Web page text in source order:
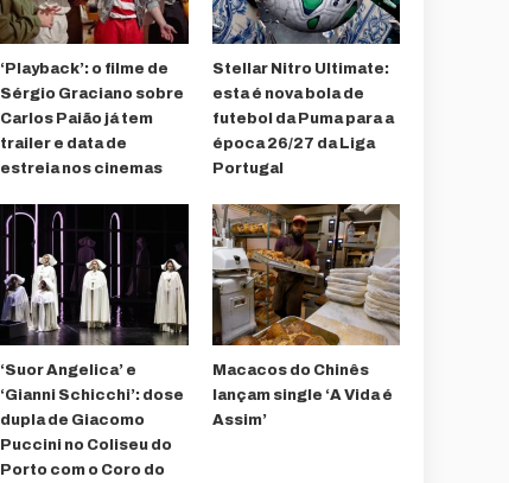
‘Playback’: o filme de
Sérgio Graciano sobre
Carlos Paião já tem
trailer e data de
estreia nos cinemas
Stellar Nitro Ultimate:
esta é nova bola de
futebol da Puma para a
época 26/27 da Liga
Portugal
‘Suor Angelica’ e
‘Gianni Schicchi’: dose
dupla de Giacomo
Puccini no Coliseu do
Porto com o Coro do
Macacos do Chinês
lançam single ‘A Vida é
Assim’